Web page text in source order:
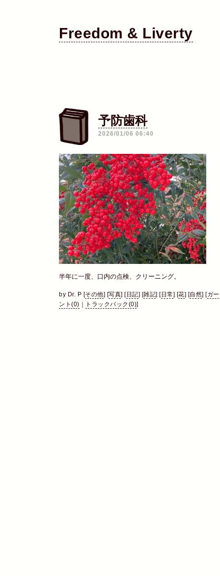
Freedom & Liverty
予防歯科―
2026/01/06 06:40
半年に一度、口内の点検、クリーニング。
by Dr. P [その他] [写真] [日記] [雑記] [日常] [花] [自然] [ガ
ント(0)
トラックバック(0)]